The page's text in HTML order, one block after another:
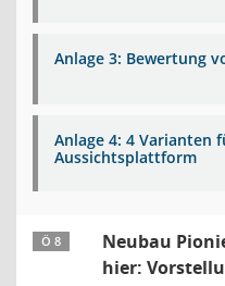
Anlage 3: Bewertung
Anlage 4: 4 Varianten
Aussichtsplattform
Ö 8
Neubau
hier: